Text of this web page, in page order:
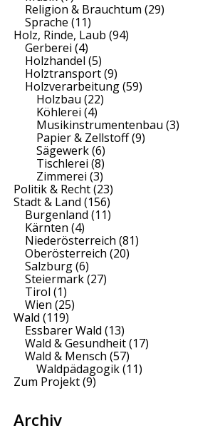
Religion & Brauchtum (29)
Sprache (11)
Holz, Rinde, Laub (94)
Gerberei (4)
Holzhandel (5)
Holztransport(9)
Holzverarbeitung(59)
Holzbau (22)
Köhlerei (4)
Musikinstrumentenbau (3)
Papier & Zellstoff(9)
Sägewerk(6)
Tischlerei (8)
Zimmerei (3)
Politik & Recht(23)
Stadt & Land (156)
Burgenland (11)
Kärnten (4)
Niederösterreich (81)
Oberösterreich (20)
Salzburg(6)
Steiermark(27)
Tirol (1)
Wien (25)
Wald (119)
Essbarer Wald (13)
Wald & Gesundheit(17)
Wald & Mensch (57)
Waldpädagogik(11)
Zum Projekt(9)
Archiv